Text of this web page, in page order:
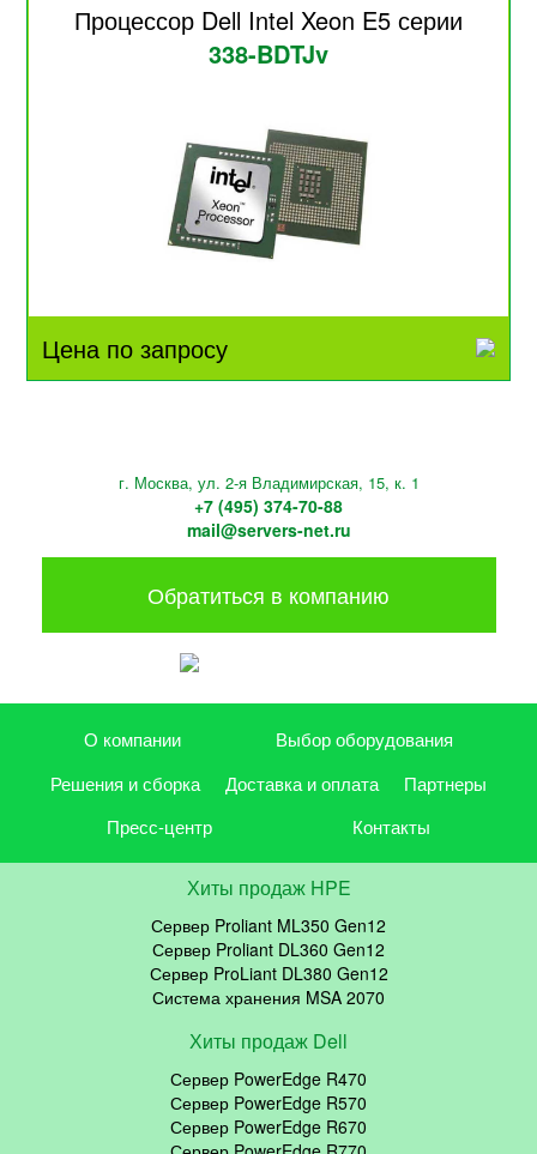
Процессор Dell Intel Xeon E5 серии
338-BDTJv
Цена по запросу
г. Москва, ул. 2-я Владимирская, 15, к. 1
+7 (495) 374-70-88
mail@servers-net.ru
Обратиться в компанию
О компании
Выбор оборудования
Решения и сборка
Доставка и оплата
Партнеры
Пресс-центр
Контакты
Хиты продаж HPE
Сервер Proliant ML350 Gen12
Сервер Proliant DL360 Gen12
Сервер ProLiant DL380 Gen12
Система хранения MSA 2070
Хиты продаж Dell
Сервер PowerEdge R470
Сервер PowerEdge R570
Сервер PowerEdge R670